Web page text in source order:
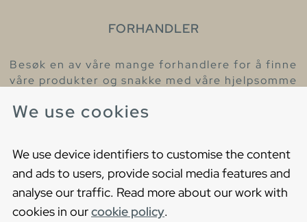
We use cookies
We use device identifiers to customise the content
and ads to users, provide social media features and
analyse our traffic. Read more about our work with
cookies in ourcookie policy.
FORHANDLER
Besøk en av våre mange forhandlere for å finne
våre produkter og snakke med våre hjelpsomme